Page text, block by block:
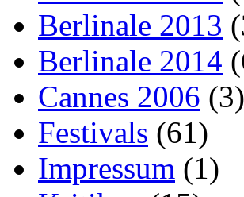
Berlinale 2013
Berlinale 2014
Cannes 2006 (3)
Festivals (61)
Impressum (1)